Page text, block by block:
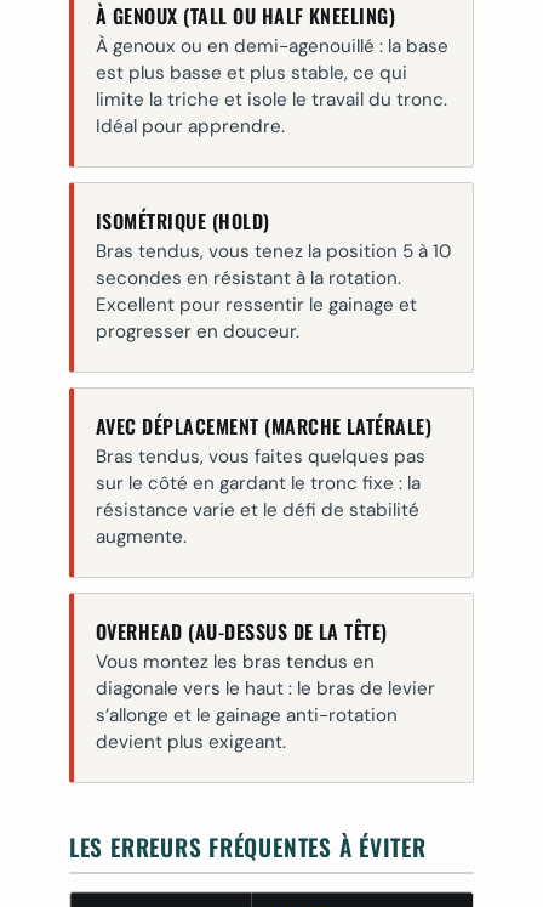
À GENOUX (TALL OU HALF KNEELING)
À genoux ou en demi-agenouillé : la base
est plus basse et plus stable, ce qui
limite la triche et isole le travail du tronc.
Idéal pour apprendre.
ISOMÉTRIQUE (HOLD)
Bras tendus, vous tenez la position 5 à 10
secondes en résistant à la rotation.
Excellent pour ressentir le gainage et
progresser en douceur.
AVEC DÉPLACEMENT (MARCHE LATÉRALE)
Bras tendus, vous faites quelques pas
sur le côté en gardant le tronc fixe : la
résistance varie et le défi de stabilité
augmente.
OVERHEAD (AU-DESSUS DE LA TÊTE)
Vous montez les bras tendus en
diagonale vers le haut : le bras de levier
s’allonge et le gainage anti-rotation
devient plus exigeant.
LES ERREURS FRÉQUENTES À ÉVITER